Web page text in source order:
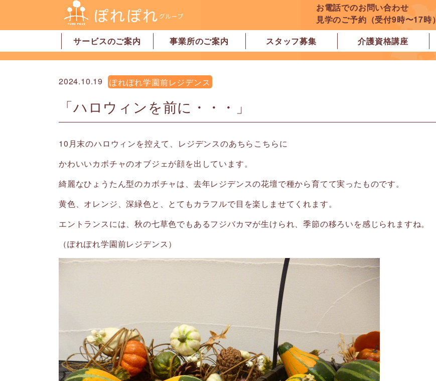
お電話でのお問い合わせ
見学のご予約（受付9時〜17時）
サービスのご案内
居宅介護支援
訪問介護
訪問看護
デイサービス
グループホーム
地域密着型特別養護老人ホーム
ショートステイ
有料老人ホーム
サービス付高齢者向け住宅
家事代行サービス
「認可」小規模保育園
事業所のご案内
事業所一覧・奈良市
ぽれぽれ学園前レジデンス
ぽれぽれ登美ヶ丘
ぽれぽれ四条大路
ぽれぽれ東登美ヶ丘
ぽれぽれケアセンター青山
事業所一覧・橿原市 ぽれぽれ中和
ぽれぽれ橿原在宅支援相談センター
ぽれぽれケアセンター 白橿
ぽれぽれ白橿コンフォート
ぽれぽれ八木西スクエア
橿原市地域包括支援センター北エリア
スタッフ募集 介護資格講座
2024.10.19 ぽれぽれ学園前レジデンス
「ハロウィンを前に・・・」
10月末のハロウィンを控えて、レジデンスのあちらこちらに
かわいいカボチャのオブジェが顔を出しています。
綺麗なひょうたん型のカボチャは、去年レジデンスの花壇で種から育てて実ったものです。
黄色、オレンジ、深緑色と、とてもカラフルで目を楽しませてくれます。
エントランスには、秋の七草色でもあるフジバカマが生けられ、季節の移ろいを感じられますね。
（ぽれぽれ学園前レジデンス）